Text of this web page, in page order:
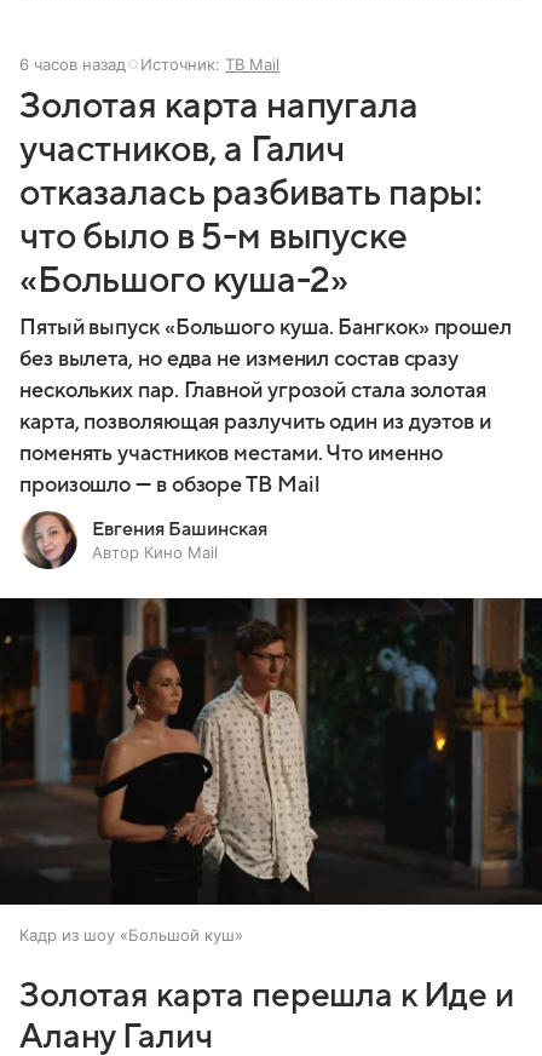
6 часов назад Источник: ТВ Mail
Золотая карта напугала
участников, а Галич
отказалась разбивать пары:
что было в 5-м выпуске
«Большого куша-2»
Пятый выпуск «Большого куша. Бангкок» прошел
без вылета, но едва не изменил состав сразу
нескольких пар. Главной угрозой стала золотая
карта, позволяющая разлучить один из дуэтов и
поменять участников местами. Что именно
произошло — в обзоре ТВ Mail
Евгения Башинская
Автор Кино Mail
Кадр из шоу «Большой куш»
Золотая карта перешла к Иде и
Алану Галич